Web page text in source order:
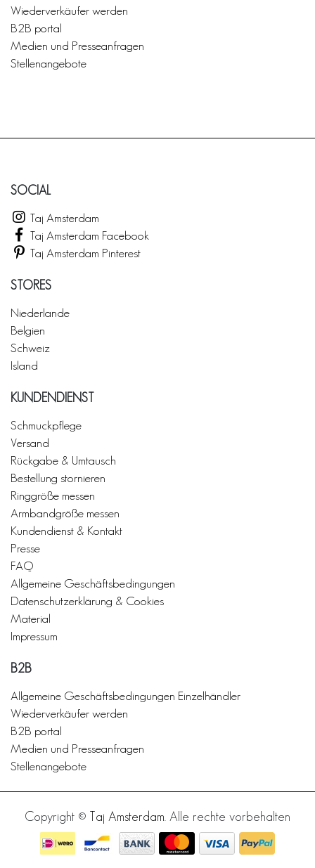
Wiederverkäufer werden
B2B portal
Medien und Presseanfragen
Stellenangebote
SOCIAL
Taj Amsterdam
Taj Amsterdam Facebook
Taj Amsterdam Pinterest
STORES
Niederlande
Belgien
Schweiz
Island
KUNDENDIENST
Schmuckpflege
Versand
Rückgabe & Umtausch
Bestellung stornieren
Ringgröße messen
Armbandgröße messen
Kundendienst & Kontakt
Presse
FAQ
Allgemeine Geschäftsbedingungen
Datenschutzerklärung & Cookies
Material
Impressum
B2B
Allgemeine Geschäftsbedingungen Einzelhändler
Wiederverkäufer werden
B2B portal
Medien und Presseanfragen
Stellenangebote
Copyright © Taj Amsterdam . Alle rechte vorbehalten